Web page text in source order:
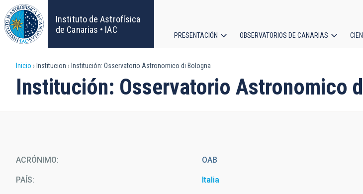
Pasar
al
contenido
principal
Instituto de Astrofísica
de Canarias • IAC
principal
PRESENTACIÓN OBSERVATORIOS DE CANARIAS
Sobrescribir
enlaces
a
la
Inicio Institucion Institución: Osservatorio Astronomico di Bologna
Institución: Osservatorio Astronomico
ACRÓNIMO OAB
PAÍS Italia